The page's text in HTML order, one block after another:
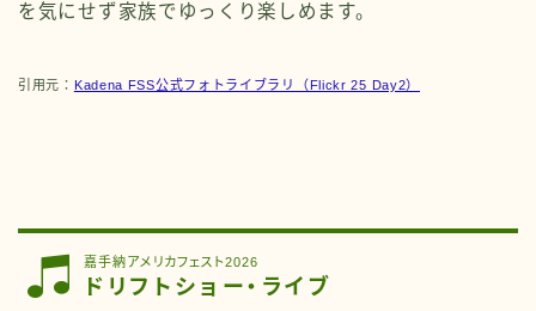
を気にせず家族でゆっくり楽しめます。
引用元： Kadena FSS公式フォトライブラリ（Flickr 25 Day2）
嘉手納アメリカフェスト2026
ドリフトショー・ライブ